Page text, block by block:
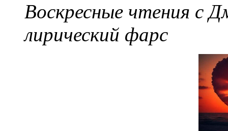
Воскресные чтения с
лирический фарс